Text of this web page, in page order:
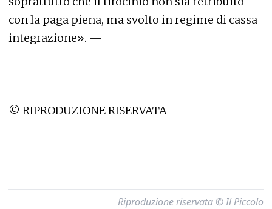
con la paga piena, ma svolto in regime di cassa
integrazione». —
© RIPRODUZIONE RISERVATA
Riproduzione riservata © Il Piccolo